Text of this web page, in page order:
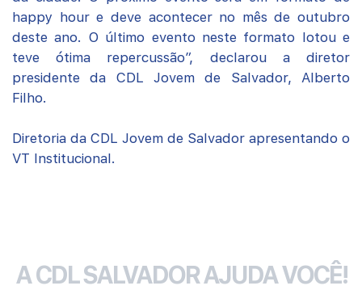
happy hour e deve acontecer no mês de outubro
deste ano. O último evento neste formato lotou e
teve ótima repercussão”, declarou a diretor
presidente da CDL Jovem de Salvador, Alberto
Filho.
Diretoria da CDL Jovem de Salvador apresentando o
VT Institucional.
A CDL SALVADOR AJUDA VOCÊ!